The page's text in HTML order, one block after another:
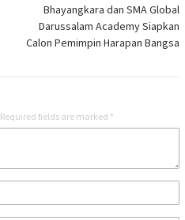
Bhayangkara dan SMA Global
Darussalam Academy Siapkan
Calon Pemimpin Harapan Bangsa
Required fields are marked *